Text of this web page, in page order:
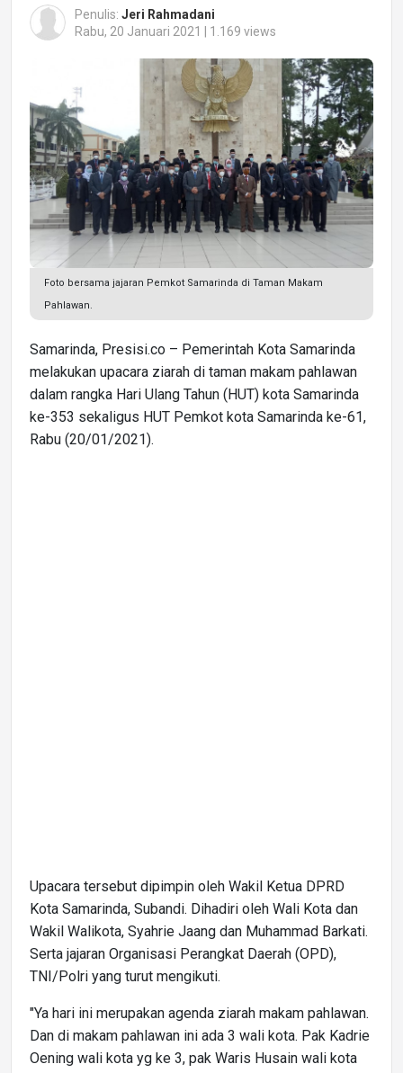
Penulis: Jeri Rahmadani
Rabu, 20 Januari 2021 | 1.169 views
Foto bersama jajaran Pemkot Samarinda di Taman Makam
Pahlawan.
Samarinda, Presisi.co – Pemerintah Kota Samarinda
melakukan upacara ziarah di taman makam pahlawan
dalam rangka Hari Ulang Tahun (HUT) kota Samarinda
ke-353 sekaligus HUT Pemkot kota Samarinda ke-61,
Rabu (20/01/2021).
Upacara tersebut dipimpin oleh Wakil Ketua DPRD
Kota Samarinda, Subandi. Dihadiri oleh Wali Kota dan
Wakil Walikota, Syahrie Jaang dan Muhammad Barkati.
Serta jajaran Organisasi Perangkat Daerah (OPD),
TNI/Polri yang turut mengikuti.
"Ya hari ini merupakan agenda ziarah makam pahlawan.
Dan di makam pahlawan ini ada 3 wali kota. Pak Kadrie
Oening wali kota yg ke 3, pak Waris Husain wali kota